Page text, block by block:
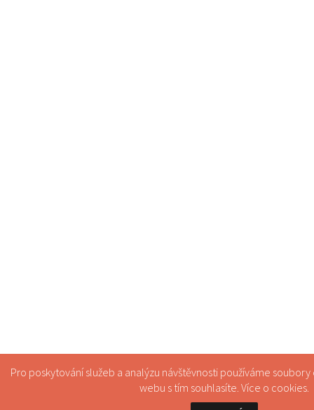
Pro poskytování služeb a analýzu návštěvnosti používáme
webu s tím souhlasíte. Více o cookies.